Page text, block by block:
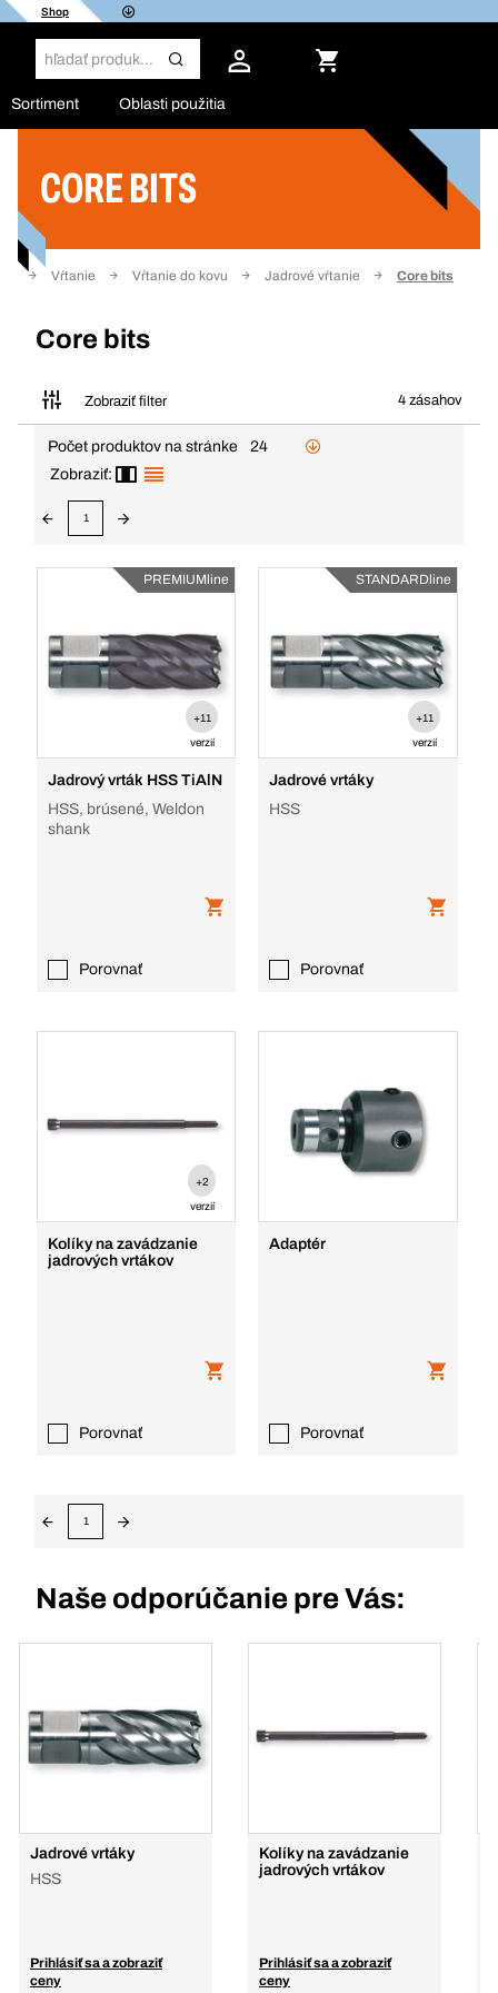
Shop
Sortiment Oblasti použitia
CORE BITS
Vŕtanie Vŕtanie do kovu Jadrové vŕtanie Core bits
Core bits
Zobraziť filter 4 zásahov
Filter
Počet produktov na stránke
24
Zobraziť:
1
PREMIUMline
+11
verzií
Jadrový vrták HSS TiAlN
HSS, brúsené, Weldon
shank
Porovnať
STANDARDline
+11
verzií
Jadrové vrtáky
HSS
Porovnať
+2
verzií
Kolíky na zavádzanie
jadrových vrtákov
Porovnať
Adaptér
Porovnať
1
Naše odporúčanie pre Vás:
Jadrové vrtáky
HSS
Prihlásiť sa a zobraziť
ceny
Kolíky na zavádzanie
jadrových vrtákov
Prihlásiť sa a zobraziť
ceny